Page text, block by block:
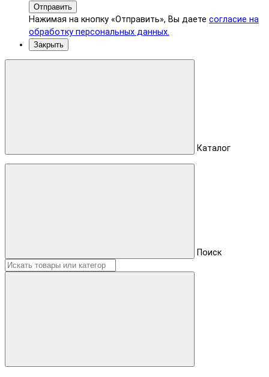
Отправить
Нажимая на кнопку «Отправить», Вы даете согласие на
обработку персональных данных.
Закрыть
Каталог
Поиск